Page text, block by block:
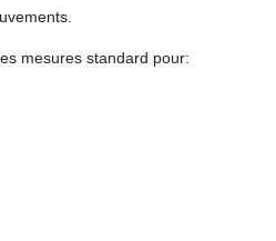
mesures standard pour: